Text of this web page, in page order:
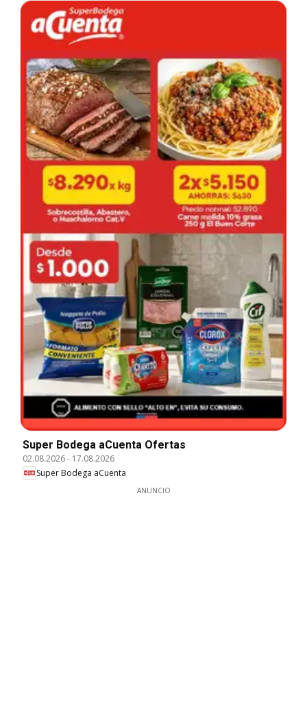
Super Bodega aCuenta Ofertas
02.08.2026- 17.08.2026
Super Bodega aCuenta
ANUNCIO